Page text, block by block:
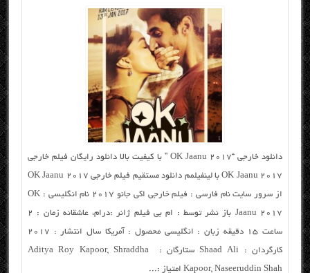
دانلود خارجی “OK Jaanu 2017 ” با کیفیت بالا دانلود رایگان فیلم خارجی
OK Jaanu 2017 با لینفیلمم دانلود مستقیم فیلم خارجی OK Jaanu 2017
از سرور سایت نام فارسی : فیلم خارجی اکی جانو ۲۰۱۷ نام انگلیسی : OK
Jaanu 2017 باز نشر توسط : ام بی فیلم ژانر :درام، عاشقانه زمان : ۲
ساعت ۱۵ دقیقه زبان : انگلیسی محصول : آمریکا سال انتشار : ۲۰۱۷
کارگردان : Shaad Ali ستارگان : Aditya Roy Kapoor, Shraddha
Kapoor, Naseeruddin Shah امتیاز :...